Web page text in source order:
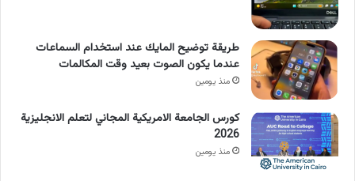
طريقة توضيح المايك عند استخدام السماعات
عندما يكون الصوت بعيد وقت المكالمات
منذ يومين
كورس الجامعة الامريكية المجاني لتعلم الانجليزية
2026
منذ يومين